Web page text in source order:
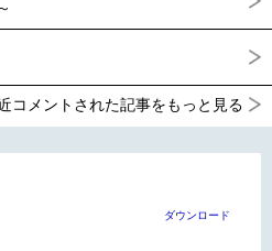
コメントされた記事をもっと見る
ダウンロード